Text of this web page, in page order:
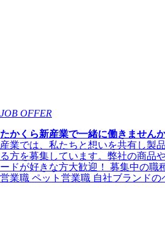
JOB OFFER
たかくら新産業で一緒に働きません
産業では、私たちと想いを共有し製
る方を募集しています。弊社の商品
ードが好きな方大歓迎！ 募集中の職
営業職 ペット営業職 自社ブランド